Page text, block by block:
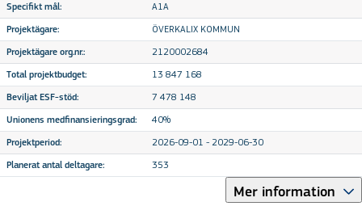
Specifikt mål: A1A
Projektägare: ÖVERKALIX KOMMUN
Projektägare org.nr.: 2120002684
Total projektbudget: 13 847 168
Beviljat ESF-stöd: 7 478 148
Unionens medfinansieringsgrad: 40%
Projektperiod: 2026-09-01 - 2029-06-30
Planerat antal deltagare: 353
Mer information